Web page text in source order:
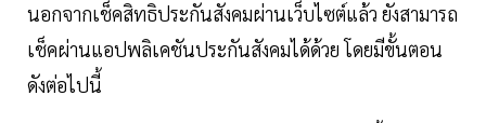
นอกจากเช็คสิทธิประกันสังคมผ่านเว็บไซต์แล้ว ยังสามารถ
เช็คผ่านแอปพลิเคชันประกันสังคมได้ด้วย โดยมีขั้นตอน
ดังต่อไปนี้